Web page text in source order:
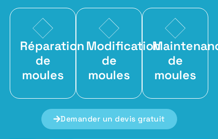
Réparation
de
moules
Modification
de
moules
de
moules
Demander un devis gratuit